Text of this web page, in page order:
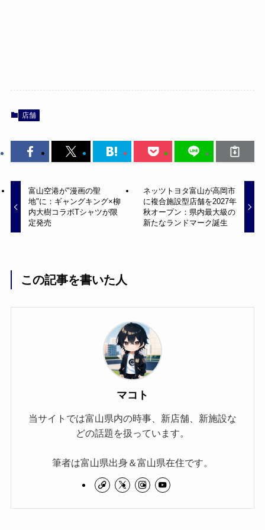
店舗
富山空港が"漫画の聖
地"に：ギャングキング×柳
内大樹コラボTシャツが限
定発売
ネッツトヨタ富山が高岡市
に複合施設型店舗を2027年
秋オープン：県内最大級の
新たなランドマーク誕生
この記事を書いた人
マコト
当サイトでは富山県内の時事、新店舗、新施設な
どの話題を扱っています。
筆者は富山県出身＆富山県在住です。